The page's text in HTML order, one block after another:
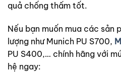
quả chống thấm tốt.
Nếu bạn muốn mua các sản
lượng như Munich PU S700,
PU S400,… chính hãng với
hệ ngay: